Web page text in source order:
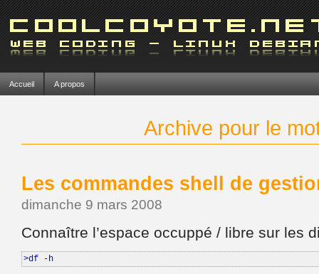
Accueil A propos
Archive pour le
Les commandes shell de
dimanche 9 mars 2008
Connaître l’espace occuppé / libre sur les
>df -h